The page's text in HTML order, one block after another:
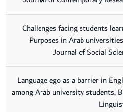
Challenges facing students
Purposes in Arab
Journal of Social
Language ego as a barrier in
among Arab university students,